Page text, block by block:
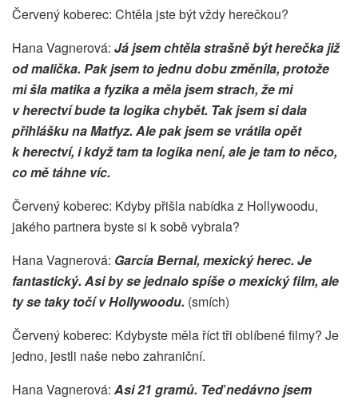
Červený koberec: Chtěla jste být vždy herečkou?
Hana Vagnerová: Já jsem chtěla strašně být herečka již
od malička. Pak jsem to jednu dobu změnila, protože
mi šla matika a fyzika a měla jsem strach, že mi
v herectví bude ta logika chybět. Tak jsem si dala
přihlášku na Matfyz. Ale pak jsem se vrátila opět
k herectví, i když tam ta logika není, ale je tam to něco,
co mě táhne víc.
Červený koberec: Kdyby přišla nabídka z Hollywoodu,
jakého partnera byste si k sobě vybrala?
Hana Vagnerová: García Bernal, mexický herec. Je
fantastický. Asi by se jednalo spíše o mexický film, ale
ty se taky točí v Hollywoodu. (smích)
Červený koberec: Kdybyste měla říct tři oblíbené filmy? Je
jedno, jestli naše nebo zahraniční.
Hana Vagnerová: Asi 21 gramů. Teď nedávno jsem